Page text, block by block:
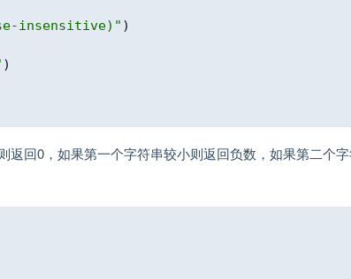
insensitive)" )
)
返回0，如果第一个字符串较小则返回负数，如果第二个